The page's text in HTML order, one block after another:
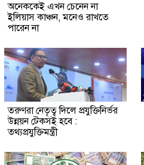
অনেককেই এখন চেনেন না
ইলিয়াস কাঞ্চন, মনেও রাখতে
পারেন না
তরুণরা নেতৃত্ব দিলে প্রযুক্তিনির্ভর
উন্নয়ন টেকসই হবে :
তথ্যপ্রযুক্তিমন্ত্রী